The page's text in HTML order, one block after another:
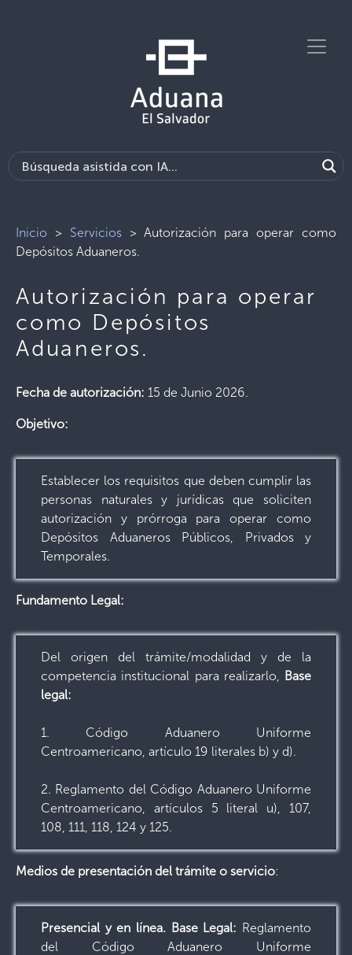
Inicio > Servicios>Autorización para operar como
Depósitos Aduaneros.
Autorización para operar
como Depósitos
Aduaneros.
Fecha de autorización: 15 de Junio 2026.
Objetivo:
Establecer los requisitos que deben cumplir las
personas naturales y jurídicas que soliciten
autorización y prórroga para operar como
Depósitos Aduaneros Públicos, Privados y
Temporales.
Fundamento Legal:
Del origen del trámite/modalidad y de la
competencia institucional para realizarlo, Base
legal:
1. Código Aduanero Uniforme
Centroamericano, artículo 19 literales b) y d).
2. Reglamento del Código Aduanero Uniforme
Centroamericano, artículos 5 literal u), 107,
108, 111, 118, 124 y 125.
Medios de presentación del trámite o servicio:
Presencial y en línea. Base Legal: Reglamento
del Código Aduanero Uniforme